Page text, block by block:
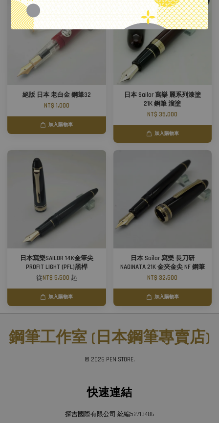
絕版 日本 老白金 鋼筆32
NT$ 1,000
加入購物車
日本 Sailor 寫樂 麗系列漆塗
21K 鋼筆 溜塗
NT$ 35,000
加入購物車
日本寫樂SAILOR 14K金筆尖
PROFIT LIGHT (PFL)黑桿
從NT$ 5,500 起
加入購物車
日本 Sailor 寫樂 長刀研
NAGINATA 21K 金夾金尖 NF 鋼筆
NT$ 32,500
加入購物車
鋼筆工作室 (日本鋼筆專賣店)
© 2026 PEN STORE.
快速連結
探吉國際有限公司 統編52713486